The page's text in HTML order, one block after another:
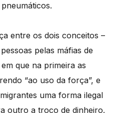
entre os dois conceitos –
pelas máfias de
que na primeira as
“ao uso da força”, e
uma forma ilegal
outro a troco de dinheiro.